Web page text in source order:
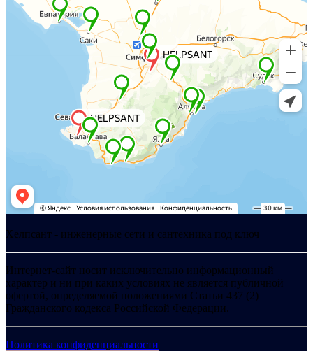
Хелпсант - инженерные сети и сантехника под ключ
Интернет-сайт носит исключительно информационный
характер и ни при каких условиях не является публичной
офертой, определяемой положениями Статьи 437 (2)
Гражданского кодекса Российской Федерации.
Политика конфиденциальности